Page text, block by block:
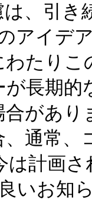
、引き
アイデ
たり
長期
があ
通常
は計画
お知